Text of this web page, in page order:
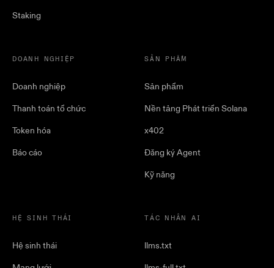
Staking
DOANH NGHIỆP
Doanh nghiệp
Thanh toán tổ chức
Token hóa
Báo cáo
SẢN PHẨM
Sản phẩm
Nền tảng Phát triển Solana
x402
Đăng ký Agent
Kỹ năng
HỆ SINH THÁI
Hệ sinh thái
TÁC NHÂN AI
llms.txt